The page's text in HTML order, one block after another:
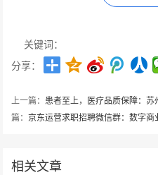
关键词：
分享：
上一篇： 患者至上，医疗品质保障：
篇：京东运营求职招聘微信群：数字商
相关文章